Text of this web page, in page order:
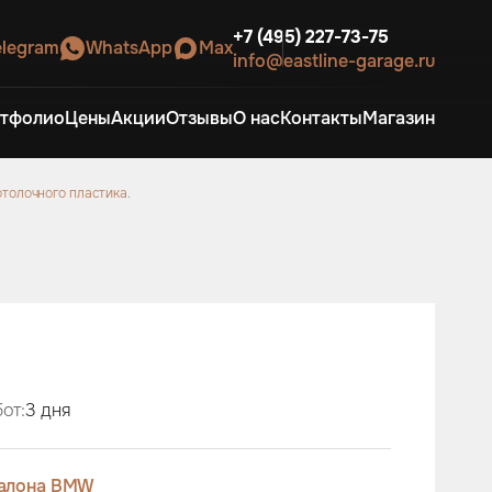
WhatsApp Max+7 (495) 227-73-75
info@eastline-garage.ru
ЦеныАкцииОтзывыО насКонтактыМагазин
пластика.
3 дня
BMW